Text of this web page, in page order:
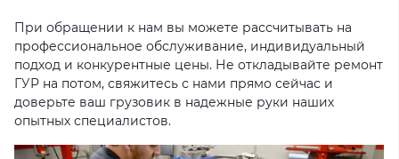
При обращении к нам вы можете рассчитывать на
профессиональное обслуживание, индивидуальный
подход и конкурентные цены. Не откладывайте ремонт
ГУР на потом, свяжитесь с нами прямо сейчас и
доверьте ваш грузовик в надежные руки наших
опытных специалистов.